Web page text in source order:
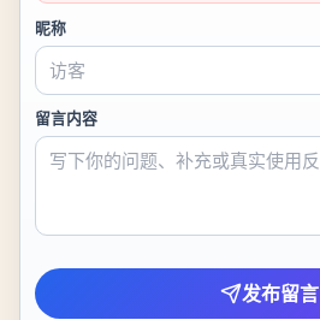
昵称
留言内容
发布留言